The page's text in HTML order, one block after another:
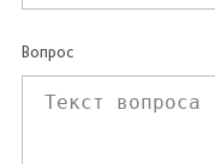
Вопрос